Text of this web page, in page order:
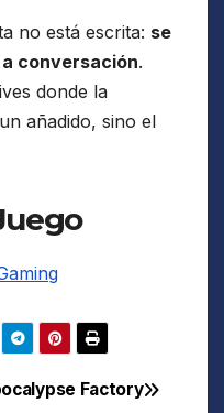
no está escrita: se
conversación.
donde la
añadido, sino el
Factory